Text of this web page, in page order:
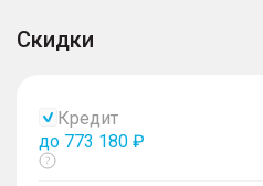
Скидки
Кредит
до 773 180 ₽
Показать